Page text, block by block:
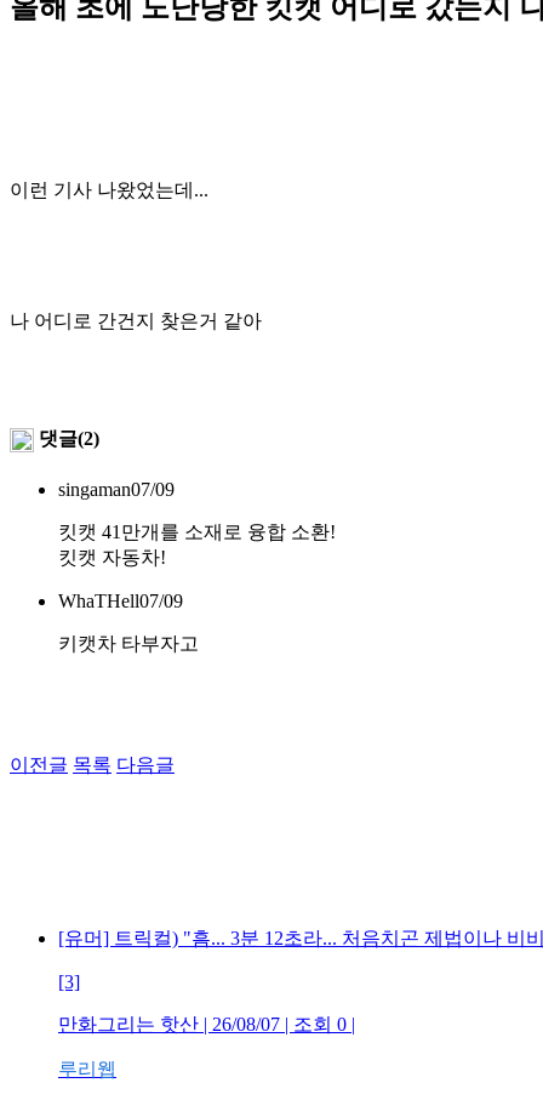
올해 초에 도난당한 킷캣 어디로 갔는지
이런 기사 나왔었는데...
나 어디로 간건지 찾은거 같아
댓글(2)
singaman07/09
킷캣 41만개를 소재로 융합 소환!
킷캣 자동차!
WhaTHell07/09
키캣차 타부자고
이전글 목록 다음글
[유머] 트릭컬) "흠... 3분 12초라... 처음치곤 제법이나 비
[3]
만화그리는 핫산 | 26/08/07 | 조회 0 |
루리웹